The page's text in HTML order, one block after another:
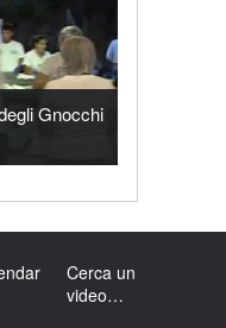
Gnocchi
Cerca un
video…